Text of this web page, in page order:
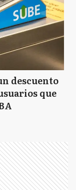
descuento
que